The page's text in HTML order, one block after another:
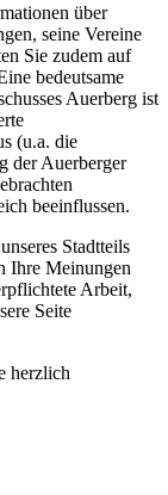
über
seine Vereine
Sie zudem auf
bedeutsame
Auerberg ist
(u.a. die
der Auerberger
beeinflussen.
Stadtteils
Ihre Meinungen
Arbeit,
Seite
herzlich